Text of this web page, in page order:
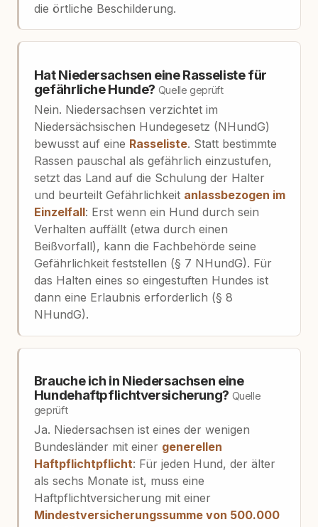
die örtliche Beschilderung.
Hat Niedersachsen eine Rasseliste für
gefährliche Hunde? Quelle geprüft
Nein. Niedersachsen verzichtet im
Niedersächsischen Hundegesetz (NHundG)
bewusst auf eine Rasseliste. Statt bestimmte
Rassen pauschal als gefährlich einzustufen,
setzt das Land auf die Schulung der Halter
und beurteilt Gefährlichkeit anlassbezogen im
Einzelfall: Erst wenn ein Hund durch sein
Verhalten auffällt (etwa durch einen
Beißvorfall), kann die Fachbehörde seine
Gefährlichkeit feststellen (§ 7 NHundG). Für
das Halten eines so eingestuften Hundes ist
dann eine Erlaubnis erforderlich (§ 8
NHundG).
Brauche ich in Niedersachsen eine
Hundehaftpflichtversicherung? Quelle
geprüft
Ja. Niedersachsen ist eines der wenigen
Bundesländer mit einer generellen
Haftpflichtpflicht: Für jeden Hund, der älter
als sechs Monate ist, muss eine
Haftpflichtversicherung mit einer
Mindestversicherungssumme von 500.000